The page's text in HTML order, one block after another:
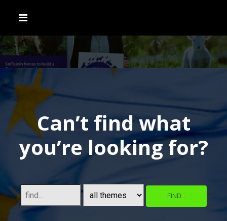
Can’t find what
you’re looking for?
FIND...